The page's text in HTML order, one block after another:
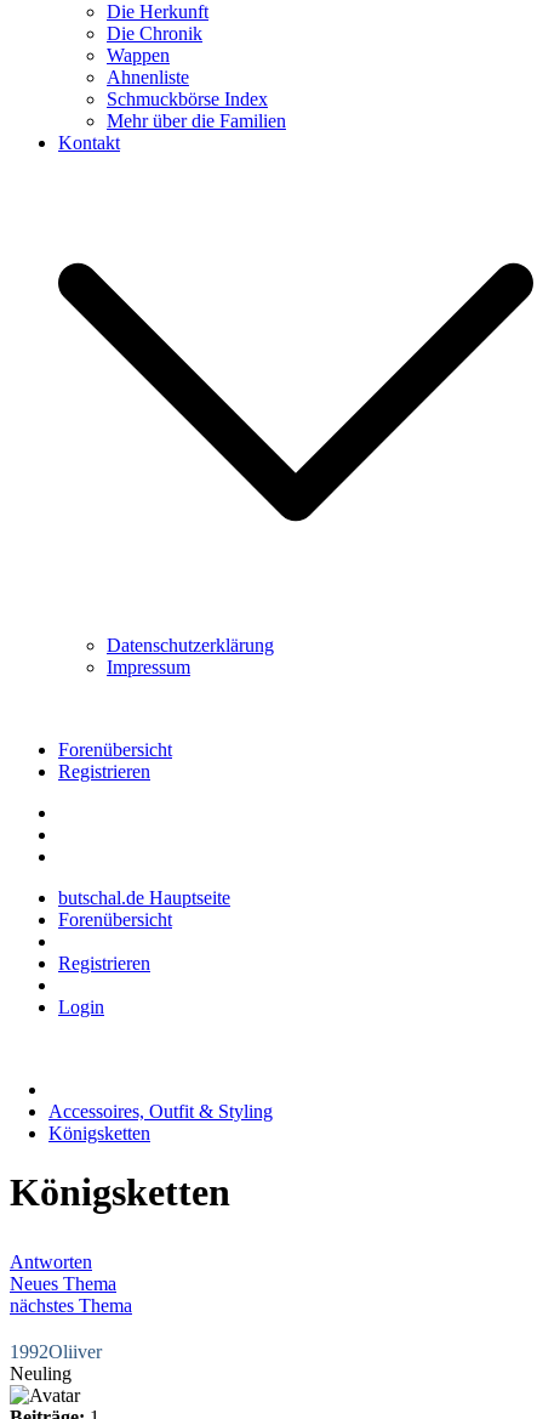
Die Herkunft
Die Chronik
Wappen
Ahnenliste
Schmuckbörse Index
Mehr über die Familien
Kontakt
Datenschutzerklärung
Impressum
Forenübersicht
Registrieren
butschal.de Hauptseite
Forenübersicht
Registrieren
Login
Accessoires, Outfit & Styling
Königsketten
Königsketten
Antworten
Neues Thema
nächstes Thema
1992Oliiver
Neuling